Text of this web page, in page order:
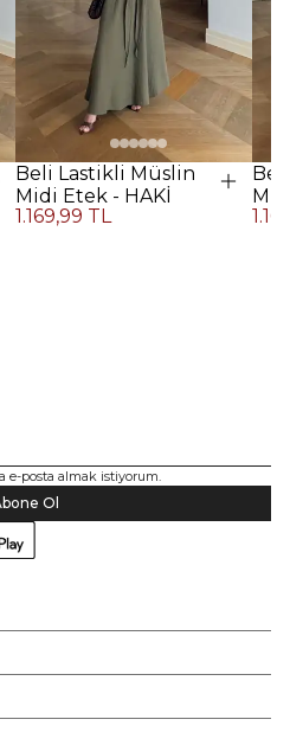
Beli Lastikli Müslin
Midi Etek - HAKİ
1.169,99 TL
e-posta almak istiyorum.
Ol